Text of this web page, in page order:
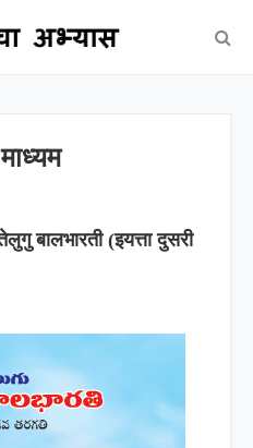
बालभारती (इयत्ता दुसरी